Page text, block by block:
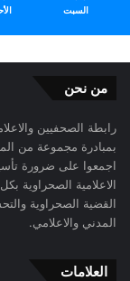
السبت
من نحن
بمبادرة مجموعة من
اجمعوا على ضرورة
الاعلامية الصحراوية
القضية الصحراوية
المدني والاعلامي.
العلامات